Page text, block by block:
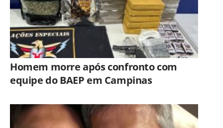
Homem morre após confronto com
equipe do BAEP em Campinas